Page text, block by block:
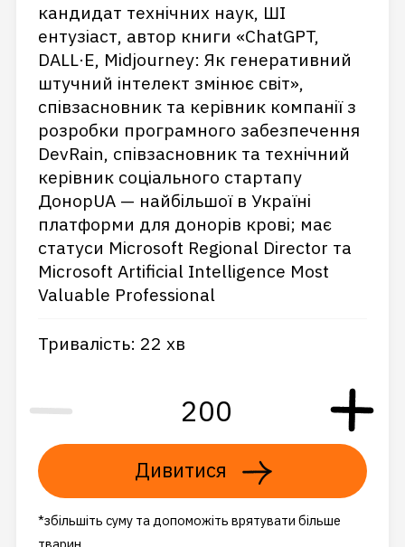
кандидат технічних наук, ШІ
ентузіаст, автор книги «ChatGPT,
DALL·E, Midjourney: Як генеративний
штучний інтелект змінює світ»,
співзасновник та керівник компанії з
розробки програмного забезпечення
DevRain, співзасновник та технічний
керівник соціального стартапу
ДонорUA — найбільшої в Україні
платформи для донорів крові; має
статуси Microsoft Regional Director та
Microsoft Artificial Intelligence Most
Valuable Professional
Тривалість: 22 хв
Дивитися
*збільшіть суму та допоможіть врятувати більше